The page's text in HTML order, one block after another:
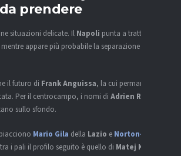
prendere
situazioni delicate. Il Napoli punta a trattenere
appare più probabile la separazione con
il futuro di Frank Anguissa, la cui permanenza
Per il centrocampo, i nomi di Adrien Rabiot
sullo sfondo.
Mario Gila della Lazio e Norton-Cuffy
i pali il profilo seguito è quello di Matej Kovar